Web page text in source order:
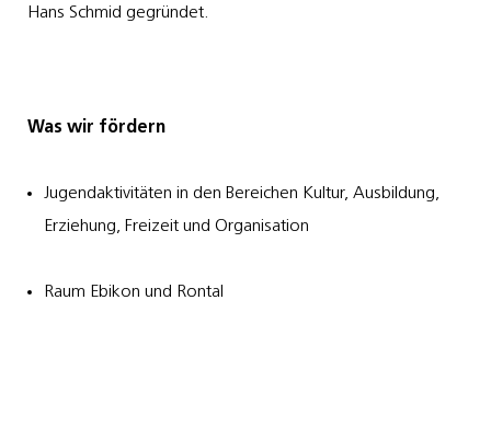
Hans Schmid gegründet.
Was wir fördern
Jugendaktivitäten in den Bereichen Kultur, Ausbildung,
Erziehung, Freizeit und Organisation
Raum Ebikon und Rontal